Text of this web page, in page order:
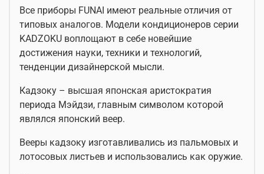
Все приборы FUNAI имеют реальные отличия от
типовых аналогов. Модели кондиционеров серии
KADZOKU воплощают в себе новейшие
достижения науки, техники и технологий,
тенденции дизайнерской мысли.
Кадзоку – высшая японская аристократия
периода Мэйдзи, главным символом которой
являлся японский веер.
Вееры кадзоку изготавливались из пальмовых и
лотосовых листьев и использовались как оружие.